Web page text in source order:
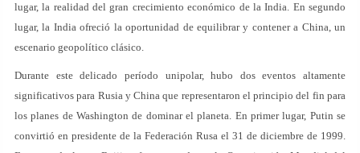
lugar, la realidad del gran crecimiento económico de la India. En segundo
lugar, la India ofreció la oportunidad de equilibrar y contener a China, un
escenario geopolítico clásico.
Durante este delicado período unipolar, hubo dos eventos altamente
significativos para Rusia y China que representaron el principio del fin para
los planes de Washington de dominar el planeta. En primer lugar, Putin se
convirtió en presidente de la Federación Rusa el 31 de diciembre de 1999.